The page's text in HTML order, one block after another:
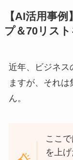
【AI活用事
プ＆70リス
近年、ビジネス
ますが、それ
ん。
ここ
を上